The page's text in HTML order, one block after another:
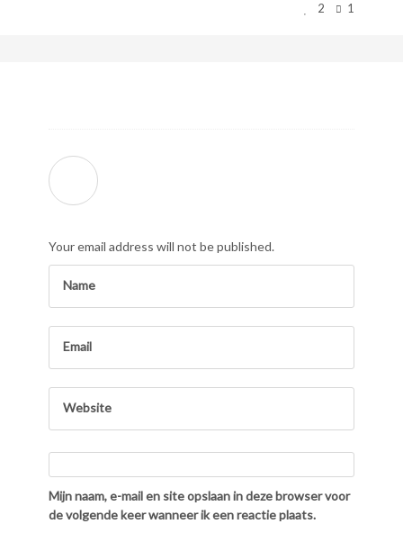
2 1
Your email address will not be published.
Mijn naam, e-mail en site opslaan in deze browser voor
de volgende keer wanneer ik een reactie plaats.